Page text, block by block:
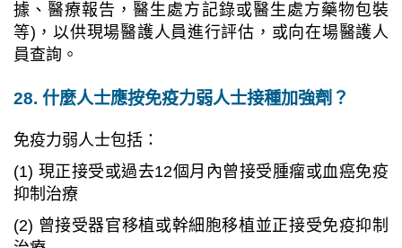
據、醫療報告，醫生處方記錄或醫生處方藥物包裝
等)，以供現場醫護人員進行評估，或向在場醫護人
員查詢。
28. 什麼人士應按免疫力弱人士接種加強劑？
免疫力弱人士包括：
(1) 現正接受或過去12個月內曾接受腫瘤或血癌免疫
抑制治療
(2) 曾接受器官移植或幹細胞移植並正接受免疫抑制